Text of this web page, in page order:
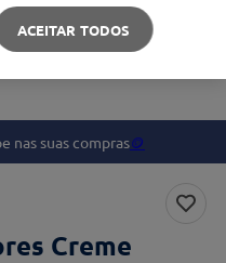
Seborregulador
nas suas compras🪙
Creme
ACEITAR TODOS